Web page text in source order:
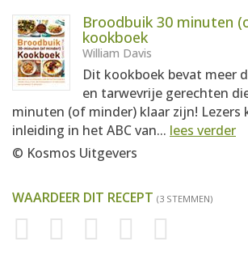
Broodbuik 30 minuten
kookboek
William Davis
Dit kookboek bevat meer
en tarwevrije gerechten
minuten (of minder) klaar zijn! Lezers
inleiding in het ABC van... lees verder
© Kosmos Uitgevers
WAARDEER DIT RECEPT (3 STEMMEN)